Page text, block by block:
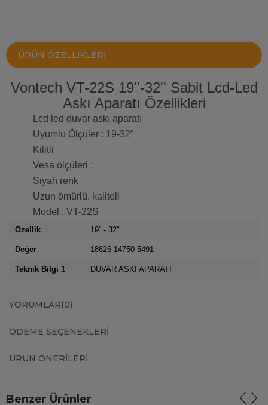
ÜRÜN ÖZELLIKLERI
Vontech VT-22S 19''-32'' Sabit Lcd-Led
Askı Aparatı Özellikleri
Lcd led duvar askı aparatı
Uyumlu Ölçüler : 19-32"
Kilitli
Vesa ölçüleri :
Siyah renk
Uzun ömürlü, kaliteli
Model : VT-22S
Özellik 19'' - 32''
Değer 18626 14750 5491
Teknik Bilgi 1 DUVAR ASKI APARATI
YORUMLAR(0)
ÖDEME SEÇENEKLERI
ÜRÜN ÖNERILERI
Benzer Ürünler